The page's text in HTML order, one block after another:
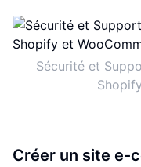
Sécurité et
Créer un site e-